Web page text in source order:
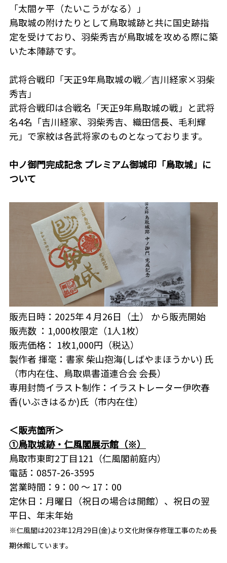
「太閤ヶ平（たいこうがなる）」
鳥取城の附けたりとして鳥取城跡と共に国史跡指
定を受けており、羽柴秀吉が鳥取城を攻める際に築
いた本陣跡です。
武将合戦印「天正9年鳥取城の戦／吉川経家×羽柴
秀吉」
武将合戦印は合戦名「天正9年鳥取城の戦」と武将
名4名「吉川経家、羽柴秀吉、織田信長、毛利輝
元」で家紋は各武将家のものとなっております。
中ノ御門完成記念 プレミアム御城印「鳥取城」に
ついて
販売日時：2025年４月26日（土） から販売開始
販売数 ：1,000枚限定（1人1枚）
販売価格： 1枚1,000円（税込）
製作者 揮毫：書家 柴山抱海(しばやまほうかい) 氏
（市内在住、鳥取県書道連合会 会長）
専用封筒イラスト制作：イラストレーター伊吹春
香(いぶきはるか)氏（市内在住）
＜販売箇所＞
①鳥取城跡・仁風閣展示館（※）
鳥取市東町2丁目121（仁風閣前庭内）
電話：0857-26-3595
営業時間：9：00 ～ 17：00
定休日：月曜日（祝日の場合は開館）、祝日の翌
平日、年末年始
※仁風閣は2023年12月29日(金)より文化財保存修理工事のため長
期休館しています。